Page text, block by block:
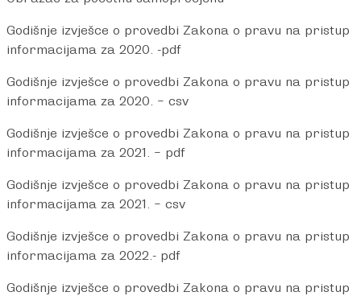
Godišnje izvješce o provedbi Zakona o pravu na pristup
informacijama za 2020. -pdf
Godišnje izvješce o provedbi Zakona o pravu na pristup
informacijama za 2020. – csv
Godišnje izvješce o provedbi Zakona o pravu na pristup
informacijama za 2021. – pdf
Godišnje izvješce o provedbi Zakona o pravu na pristup
informacijama za 2021. – csv
Godišnje izvješce o provedbi Zakona o pravu na pristup
informacijama za 2022.- pdf
Godišnje izvješce o provedbi Zakona o pravu na pristup